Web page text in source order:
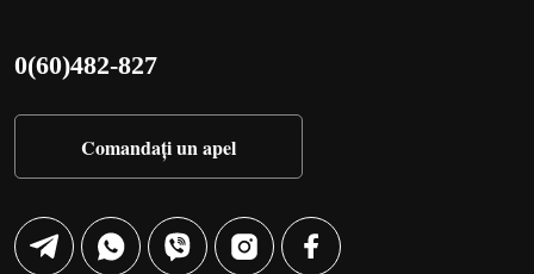
0(60)482-827
Comandați un apel